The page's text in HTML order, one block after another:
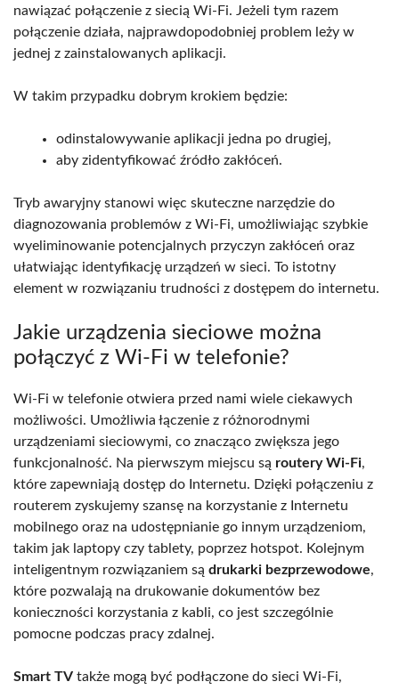
nawiązać połączenie z siecią Wi-Fi. Jeżeli tym razem
połączenie działa, najprawdopodobniej problem leży w
jednej z zainstalowanych aplikacji.
W takim przypadku dobrym krokiem będzie:
odinstalowywanie aplikacji jedna po drugiej,
aby zidentyfikować źródło zakłóceń.
Tryb awaryjny stanowi więc skuteczne narzędzie do
diagnozowania problemów z Wi-Fi, umożliwiając szybkie
wyeliminowanie potencjalnych przyczyn zakłóceń oraz
ułatwiając identyfikację urządzeń w sieci. To istotny
element w rozwiązaniu trudności z dostępem do internetu.
Jakie urządzenia sieciowe można
połączyć z Wi-Fi w telefonie?
Wi-Fi w telefonie otwiera przed nami wiele ciekawych
możliwości. Umożliwia łączenie z różnorodnymi
urządzeniami sieciowymi, co znacząco zwiększa jego
funkcjonalność. Na pierwszym miejscu są routery Wi-Fi,
które zapewniają dostęp do Internetu. Dzięki połączeniu z
routerem zyskujemy szansę na korzystanie z Internetu
mobilnego oraz na udostępnianie go innym urządzeniom,
takim jak laptopy czy tablety, poprzez hotspot. Kolejnym
inteligentnym rozwiązaniem są drukarki bezprzewodowe,
które pozwalają na drukowanie dokumentów bez
konieczności korzystania z kabli, co jest szczególnie
pomocne podczas pracy zdalnej.
Smart TV także mogą być podłączone do sieci Wi-Fi,